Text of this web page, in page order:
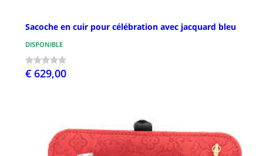
Sacoche en cuir pour célébration avec jacquard bleu
DISPONIBLE
€ 629,00